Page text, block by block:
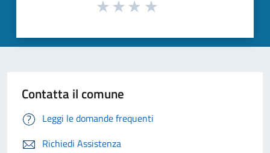
Contatta il comune
Leggi le domande frequenti
Richiedi Assistenza